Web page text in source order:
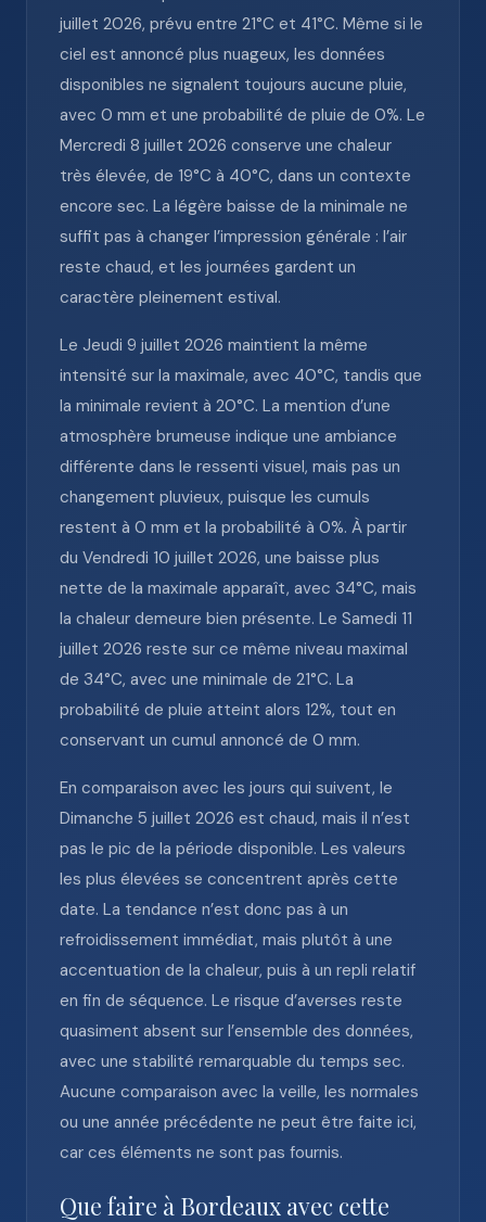
juillet 2026, prévu entre 21°C et 41°C. Même si le
ciel est annoncé plus nuageux, les données
disponibles ne signalent toujours aucune pluie,
avec 0 mm et une probabilité de pluie de 0%. Le
Mercredi 8 juillet 2026 conserve une chaleur
très élevée, de 19°C à 40°C, dans un contexte
encore sec. La légère baisse de la minimale ne
suffit pas à changer l’impression générale : l’air
reste chaud, et les journées gardent un
caractère pleinement estival.
Le Jeudi 9 juillet 2026 maintient la même
intensité sur la maximale, avec 40°C, tandis que
la minimale revient à 20°C. La mention d’une
atmosphère brumeuse indique une ambiance
différente dans le ressenti visuel, mais pas un
changement pluvieux, puisque les cumuls
restent à 0 mm et la probabilité à 0%. À partir
du Vendredi 10 juillet 2026, une baisse plus
nette de la maximale apparaît, avec 34°C, mais
la chaleur demeure bien présente. Le Samedi 11
juillet 2026 reste sur ce même niveau maximal
de 34°C, avec une minimale de 21°C. La
probabilité de pluie atteint alors 12%, tout en
conservant un cumul annoncé de 0 mm.
En comparaison avec les jours qui suivent, le
Dimanche 5 juillet 2026 est chaud, mais il n’est
pas le pic de la période disponible. Les valeurs
les plus élevées se concentrent après cette
date. La tendance n’est donc pas à un
refroidissement immédiat, mais plutôt à une
accentuation de la chaleur, puis à un repli relatif
en fin de séquence. Le risque d’averses reste
quasiment absent sur l’ensemble des données,
avec une stabilité remarquable du temps sec.
Aucune comparaison avec la veille, les normales
ou une année précédente ne peut être faite ici,
car ces éléments ne sont pas fournis.
Que faire à Bordeaux avec cette